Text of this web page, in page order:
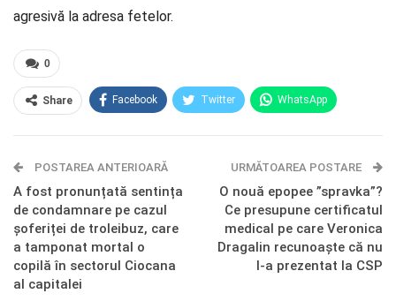
agresivă la adresa fetelor.
0
Share Facebook Twitter WhatsApp
Telegram OK.ru
POSTAREA ANTERIOARĂ
A fost pronunțată sentința
de condamnare pe cazul
șoferiței de troleibuz, care
a tamponat mortal o
copilă în sectorul Ciocana
al capitalei
URMĂTOAREA POSTARE
O nouă epopee ”spravka”?
Ce presupune certificatul
medical pe care Veronica
Dragalin recunoaște că nu
l-a prezentat la CSP